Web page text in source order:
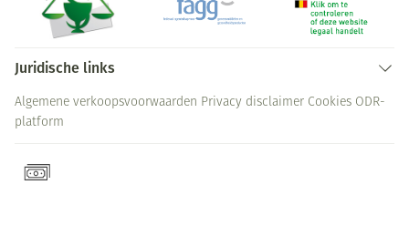
Juridische links
Algemene verkoopsvoorwaarden Privacy disclaimer Cookies ODR-
platform